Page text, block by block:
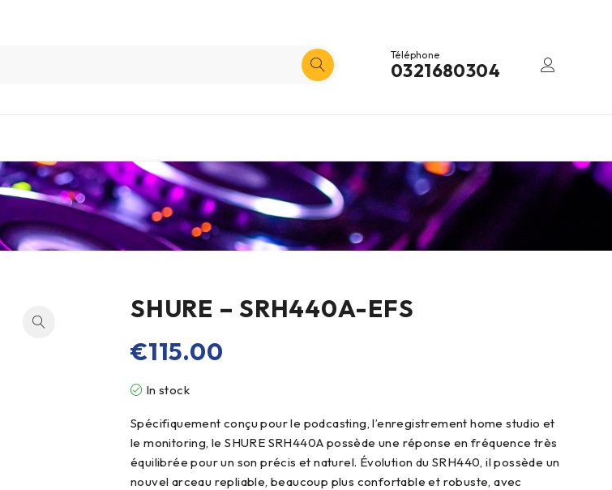
Téléphone
0321680304
SHURE – SRH440A-EFS
€115.00
In stock
Spécifiquement conçu pour le podcasting, l’enregistrement home studio et
le monitoring, le SHURE SRH440A possède une réponse en fréquence très
équilibrée pour un son précis et naturel. Évolution du SRH440, il possède un
nouvel arceau repliable, beaucoup plus confortable et robuste, avec